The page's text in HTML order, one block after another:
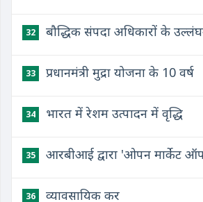
32 बौद्धिक संपदा अधिकारों के
33 प्रधानमंत्री मुद्रा योजना के 10 वर्ष
34 भारत में रेशम उत्पादन में वृद्धि
35 आरबीआई द्वारा 'ओपन मार्केट
36 व्यावसायिक कर